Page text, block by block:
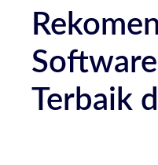
Terbaik